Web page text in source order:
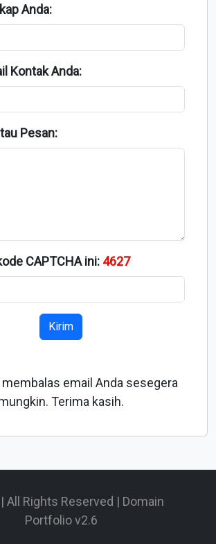
Anda:
Kontak Anda:
Pesan:
CAPTCHA ini: 4627
Kirim
membalas email Anda sesegera
Terima kasih.
All Rights Reserved | Domain
Portfolio v2.6